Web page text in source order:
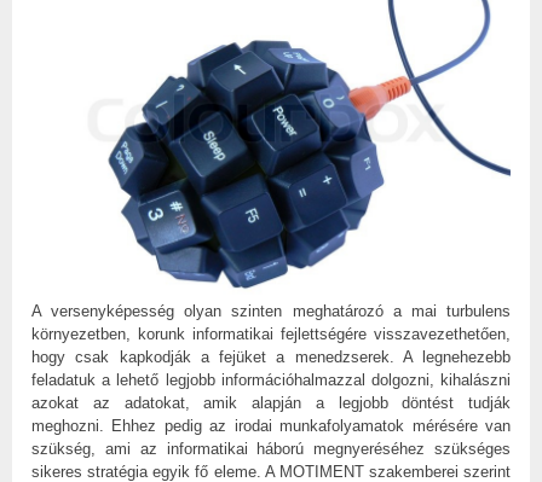
A versenyképesség olyan szinten meghatározó a mai turbulens
környezetben, korunk informatikai fejlettségére visszavezethetően,
hogy csak kapkodják a fejüket a menedzserek. A legnehezebb
feladatuk a lehető legjobb információhalmazzal dolgozni, kihalászni
azokat az adatokat, amik alapján a legjobb döntést tudják
meghozni. Ehhez pedig az irodai munkafolyamatok mérésére van
szükség, ami az informatikai háború megnyeréséhez szükséges
sikeres stratégia egyik fő eleme. A MOTIMENT szakemberei szerint